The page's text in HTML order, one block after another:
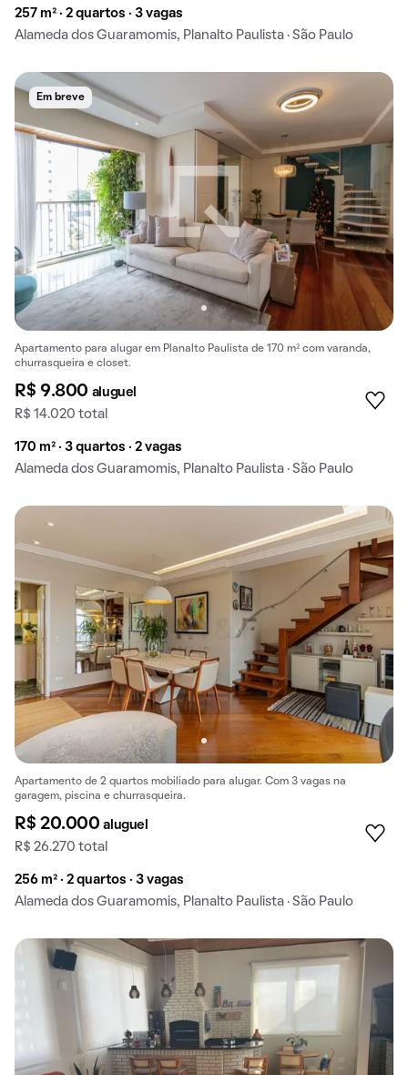
257 m² · 2 quartos · 3 vagas
Alameda dos Guaramomis, Planalto Paulista · São Paulo
Em breve
Apartamento para alugar em Planalto Paulista de 170 m² com varanda,
churrasqueira e closet.
R$ 9.800 aluguel
R$ 14.020 total
170 m² · 3 quartos · 2 vagas
Alameda dos Guaramomis, Planalto Paulista · São Paulo
Apartamento de 2 quartos mobiliado para alugar. Com 3 vagas na
garagem, piscina e churrasqueira.
R$ 20.000aluguel
R$ 26.270 total
256 m² · 2 quartos · 3 vagas
Alameda dos Guaramomis, Planalto Paulista · São Paulo